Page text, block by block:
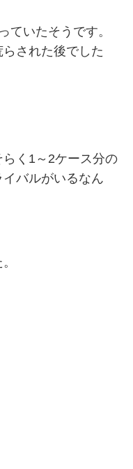
ていたそうです。
らされた後でした
らく1～2ケース分の
バルがいるなん